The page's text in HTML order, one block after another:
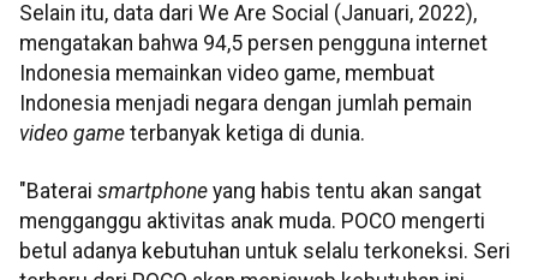
Selain itu, data dari We Are Social (Januari, 2022),
mengatakan bahwa 94,5 persen pengguna internet
Indonesia memainkan video game, membuat
Indonesia menjadi negara dengan jumlah pemain
video game terbanyak ketiga di dunia.
"Baterai smartphone yang habis tentu akan sangat
mengganggu aktivitas anak muda. POCO mengerti
betul adanya kebutuhan untuk selalu terkoneksi. Seri